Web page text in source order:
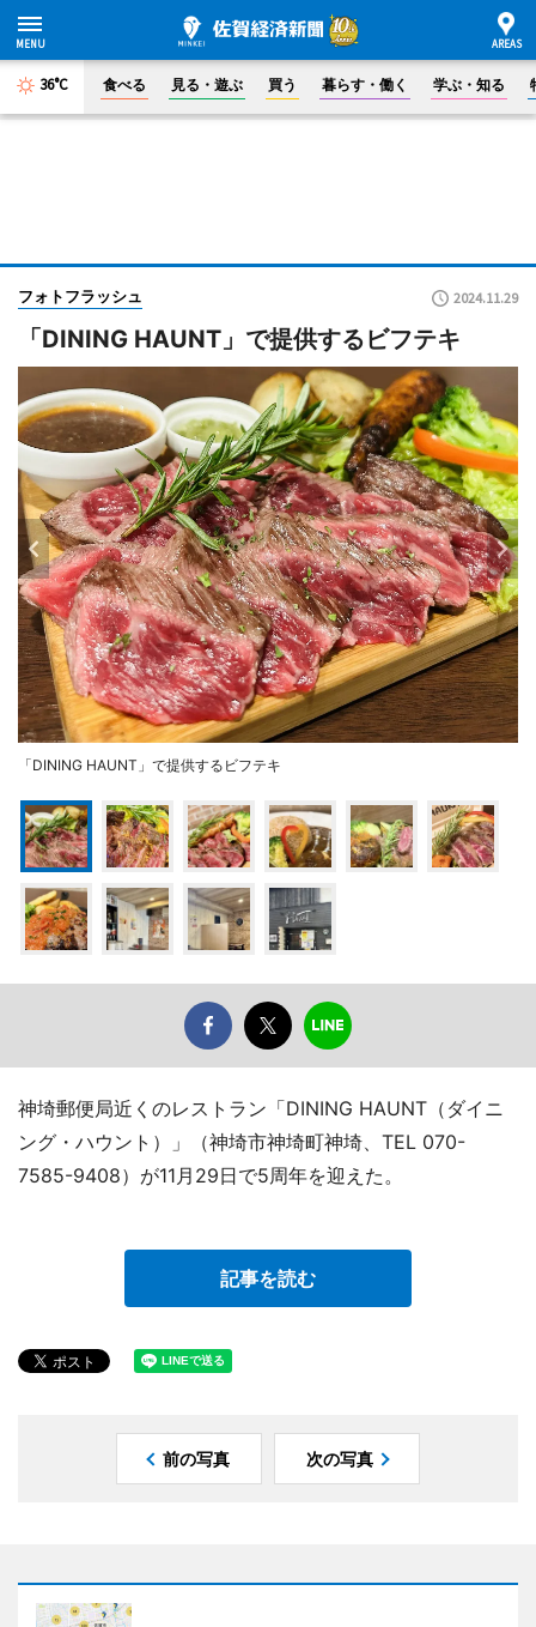
36°C 食べる 見る・遊ぶ 買う 暮らす・働く 学ぶ・知る
フォトフラッシュ 2024.11.29
「DINING HAUNT」で提供するビフテキ
「DINING HAUNT」で提供するビフテキ
神埼郵便局近くのレストラン「DINING HAUNT（ダイニ
ング・ハウント）」（神埼市神埼町神埼、TEL 070-
7585-9408）が11月29日で5周年を迎えた。
記事を読む
前の写真 次の写真